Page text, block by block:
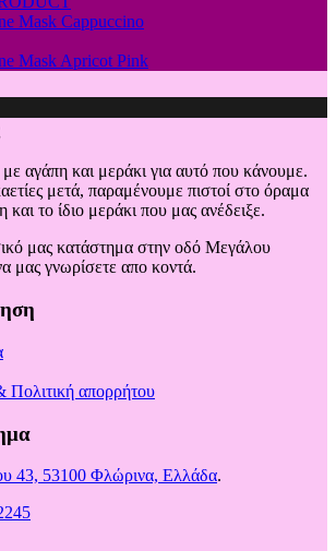
να
επιλεγούν
στη
σελίδα
του
Mask Cappuccino
Mask Apricot Pink
αγάπη και μεράκι για αυτό που κάνουμε.
μετά, παραμένουμε πιστοί στο όραμα
και το ίδιο μεράκι που μας ανέδειξε.
μας κατάστημα στην οδό Μεγάλου
μας γνωρίσετε απο κοντά.
Πολιτική απορρήτου
43, 53100 Φλώρινα, Ελλάδα.